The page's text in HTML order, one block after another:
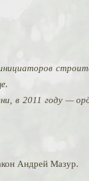
в 2011 году —
Андрей Мазур.